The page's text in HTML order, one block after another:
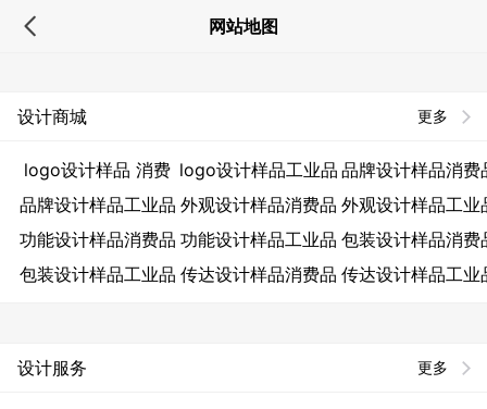
网站地图
更多
设计商城
logo设计样品 消费
品
logo设计样品工业品 品牌设计样品消费
品牌设计样品工业品 外观设计样品消费品 外观设计样品工业
功能设计样品消费品 功能设计样品工业品 包装设计样品消费
包装设计样品工业品 传达设计样品消费品 传达设计样品工业
更多
设计服务